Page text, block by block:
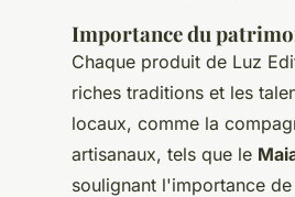
Importance du
Chaque produit de Luz
riches traditions et les
locaux, comme la
artisanaux, tels que le
soulignant l'importance